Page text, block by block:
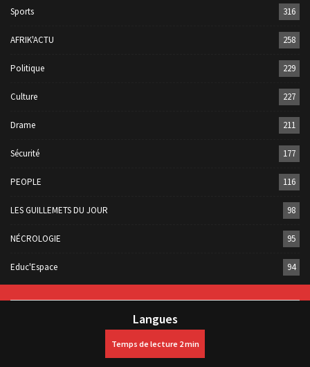
Sports 316
AFRIK'ACTU 258
Politique 229
Culture 227
Drame 211
Sécurité 177
PEOPLE 116
LES GUILLEMETS DU JOUR 98
NÉCROLOGIE 95
Educ'Espace 94
Langues